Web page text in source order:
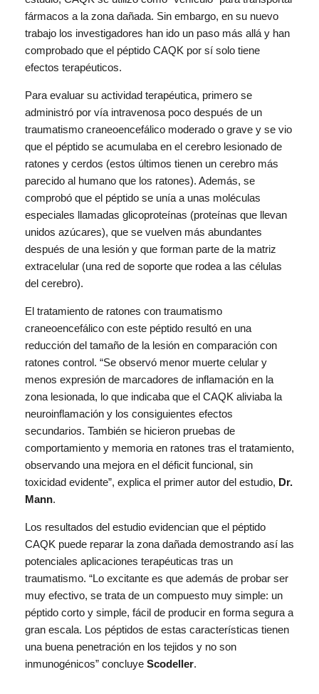
fármacos a la zona dañada. Sin embargo, en su nuevo
trabajo los investigadores han ido un paso más allá y han
comprobado que el péptido CAQK por sí solo tiene
efectos terapéuticos.
Para evaluar su actividad terapéutica, primero se
administró por vía intravenosa poco después de un
traumatismo craneoencefálico moderado o grave y se vio
que el péptido se acumulaba en el cerebro lesionado de
ratones y cerdos (estos últimos tienen un cerebro más
parecido al humano que los ratones). Además, se
comprobó que el péptido se unía a unas moléculas
especiales llamadas glicoproteínas (proteínas que llevan
unidos azúcares), que se vuelven más abundantes
después de una lesión y que forman parte de la matriz
extracelular (una red de soporte que rodea a las células
del cerebro).
El tratamiento de ratones con traumatismo
craneoencefálico con este péptido resultó en una
reducción del tamaño de la lesión en comparación con
ratones control. “Se observó menor muerte celular y
menos expresión de marcadores de inflamación en la
zona lesionada, lo que indicaba que el CAQK aliviaba la
neuroinflamación y los consiguientes efectos
secundarios. También se hicieron pruebas de
comportamiento y memoria en ratones tras el tratamiento,
observando una mejora en el déficit funcional, sin
toxicidad evidente”, explica el primer autor del estudio, Dr.
Mann.
Los resultados del estudio evidencian que el péptido
CAQK puede reparar la zona dañada demostrando así las
potenciales aplicaciones terapéuticas tras un
traumatismo. “Lo excitante es que además de probar ser
muy efectivo, se trata de un compuesto muy simple: un
péptido corto y simple, fácil de producir en forma segura a
gran escala. Los péptidos de estas características tienen
una buena penetración en los tejidos y no son
inmunogénicos” concluye Scodeller.